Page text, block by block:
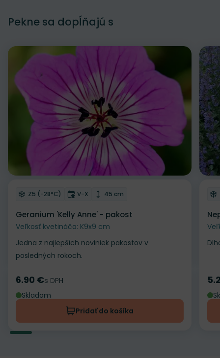
Pekne sa dopĺňajú s
Odober do zoznamu želaní
Mrazuvzdornosť
Z5 (-28°C) Doba kvitnutia
V-X Výška rastliny
45 cm
Geranium 'Kelly Anne' - pakost
Veľkosť kvetináča: K9x9 cm
Jedna z najlepších noviniek pakostov v
posledných rokoch.
Cena
6.90 €s DPH
Skladom
Pridať do košíka